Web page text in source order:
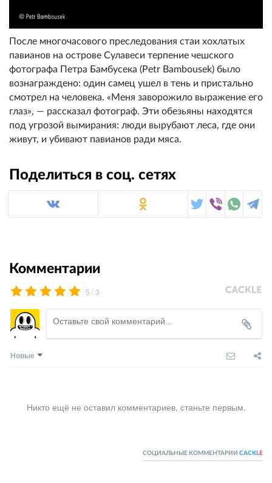
После многочасового преследования стаи хохлатых
павианов на острове Сулавеси терпение чешского
фотографа Петра Бамбусека (Petr Bambousek) было
вознаграждено: один самец ушел в тень и пристально
смотрел на человека. «Меня заворожило выражение его
глаз», — рассказал фотограф. Эти обезьяны находятся
под угрозой вымирания: люди вырубают леса, где они
живут, и убивают павианов ради мяса.
Поделиться в соц. сетях
Комментарии
5 /3
Новые
Никто ещё не оставил комментариев, станьте первым.
СОЦИАЛЬНЫЕ КОММЕНТАРИИ CACKL E